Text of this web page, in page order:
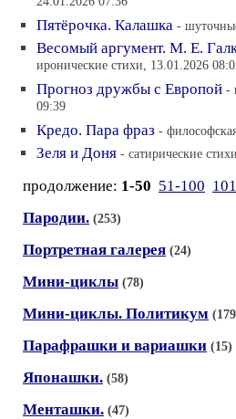
Пятёрочка. Калашка -
Весомый аргумент. М. Е.
иронические стихи, 13.01.2026
Прогноз дружбы с Европой -
09:39
Кредо. Пара фраз -
Зеля и Доня - сатирические
продолжение: 1-50 51-100
Пародии. (253)
Портретная галерея (24)
Мини-циклы (78)
Мини-циклы. Политикум
Парафрашки и вариашки (15)
Японашки. (58)
Менташки. (47)